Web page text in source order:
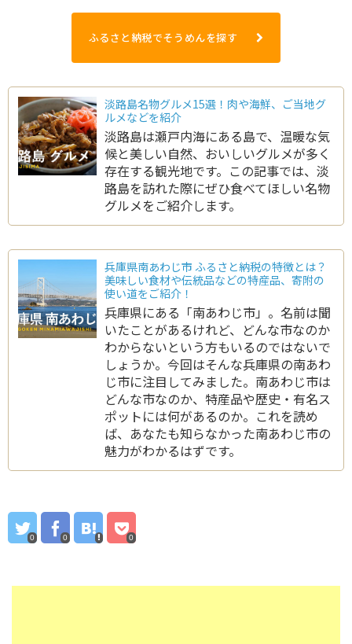
ふるさと納税でそうめんを探す
淡路島名物グルメ15選！肉や海鮮、ご当地グ
ルメなどを紹介
淡路島は瀬戸内海にある島で、温暖な気
候と美しい自然、おいしいグルメが多く
存在する観光地です。この記事では、淡
路島を訪れた際にぜひ食べてほしい名物
グルメをご紹介します。
兵庫県南あわじ市 ふるさと納税の特徴とは？
美味しい食材や伝統品などの特産品、寄附の
使い道をご紹介！
兵庫県にある「南あわじ市」。名前は聞
いたことがあるけれど、どんな市なのか
わからないという方もいるのではないで
しょうか。今回はそんな兵庫県の南あわ
じ市に注目してみました。南あわじ市は
どんな市なのか、特産品や歴史・有名ス
ポットには何があるのか。これを読め
ば、あなたも知らなかった南あわじ市の
魅力がわかるはずです。
0 0 0